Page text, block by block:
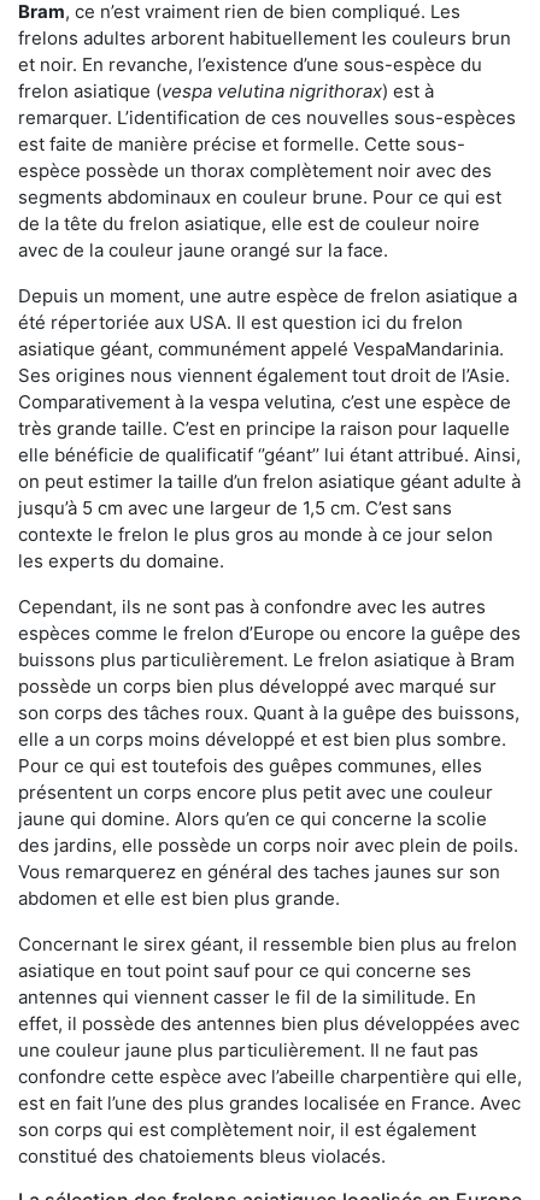
Bram, ce n’est vraiment rien de bien compliqué. Les
frelons adultes arborent habituellement les couleurs brun
et noir. En revanche, l’existence d’une sous-espèce du
frelon asiatique (vespa velutina nigrithorax) est à
remarquer. L’identification de ces nouvelles sous-espèces
est faite de manière précise et formelle. Cette sous-
espèce possède un thorax complètement noir avec des
segments abdominaux en couleur brune. Pour ce qui est
de la tête du frelon asiatique, elle est de couleur noire
avec de la couleur jaune orangé sur la face.
Depuis un moment, une autre espèce de frelon asiatique a
été répertoriée aux USA. Il est question ici du frelon
asiatique géant, communément appelé VespaMandarinia.
Ses origines nous viennent également tout droit de l’Asie.
Comparativement à la vespa velutina, c’est une espèce de
très grande taille. C’est en principe la raison pour laquelle
elle bénéficie de qualificatif ‘’géant’’ lui étant attribué. Ainsi,
on peut estimer la taille d’un frelon asiatique géant adulte à
jusqu’à 5 cm avec une largeur de 1,5 cm. C’est sans
contexte le frelon le plus gros au monde à ce jour selon
les experts du domaine.
Cependant, ils ne sont pas à confondre avec les autres
espèces comme le frelon d’Europe ou encore la guêpe des
buissons plus particulièrement. Le frelon asiatique à Bram
possède un corps bien plus développé avec marqué sur
son corps des tâches roux. Quant à la guêpe des buissons,
elle a un corps moins développé et est bien plus sombre.
Pour ce qui est toutefois des guêpes communes, elles
présentent un corps encore plus petit avec une couleur
jaune qui domine. Alors qu’en ce qui concerne la scolie
des jardins, elle possède un corps noir avec plein de poils.
Vous remarquerez en général des taches jaunes sur son
abdomen et elle est bien plus grande.
Concernant le sirex géant, il ressemble bien plus au frelon
asiatique en tout point sauf pour ce qui concerne ses
antennes qui viennent casser le fil de la similitude. En
effet, il possède des antennes bien plus développées avec
une couleur jaune plus particulièrement. Il ne faut pas
confondre cette espèce avec l’abeille charpentière qui elle,
est en fait l’une des plus grandes localisée en France. Avec
son corps qui est complètement noir, il est également
constitué des chatoiements bleus violacés.